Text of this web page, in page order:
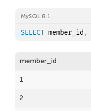
MySQL 8.1
SELECT member_id ,
member_id
1
2